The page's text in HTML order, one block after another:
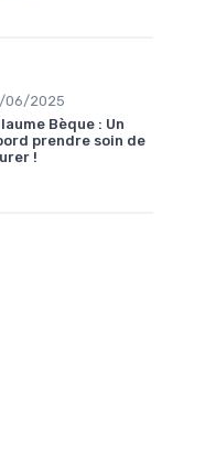
06/2025
Bèque : Un
prendre soin de
!